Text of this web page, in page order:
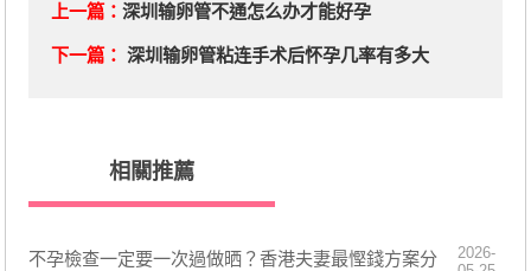
上一篇： 深圳输卵管不通怎么办才能好孕
下一篇： 深圳输卵管粘连手术后怀孕几率有多大
相關推薦
不孕檢查一定要一次過做晒？香港夫妻最慳錢方案分
2026-